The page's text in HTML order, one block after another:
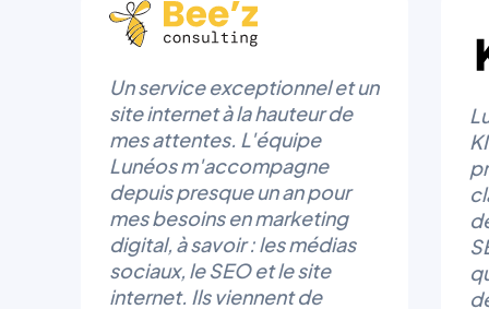
Un service exceptionnel et un
site internet à la hauteur de
mes attentes. L'équipe
Lunéos m'accompagne
depuis presque un an pour
mes besoins en marketing
digital, à savoir : les médias
sociaux, le SEO et le site
internet. Ils viennent de